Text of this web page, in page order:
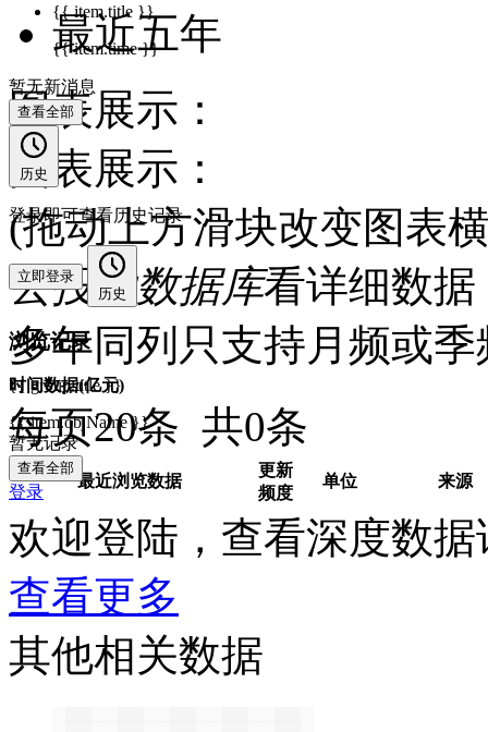
{{ item.title }}
{{ item.time }}
暂无新消息
查看全部
历史
登录即可查看历史记录
立即登录
历史
浏览记录
{{ group.title }}
{{ item.objName }}
暂无记录
查看全部
登录
最近五年
图表展示：
图表展示：
(拖动上方滑块改变图表
去投融数据库看详细数据
多年同列只支持月频或季
时间数据(亿元)
每页20条 共0条
最近浏览数据
更新
频度
单位 来源
欢迎登陆，查看深度数据
查看更多
其他相关数据